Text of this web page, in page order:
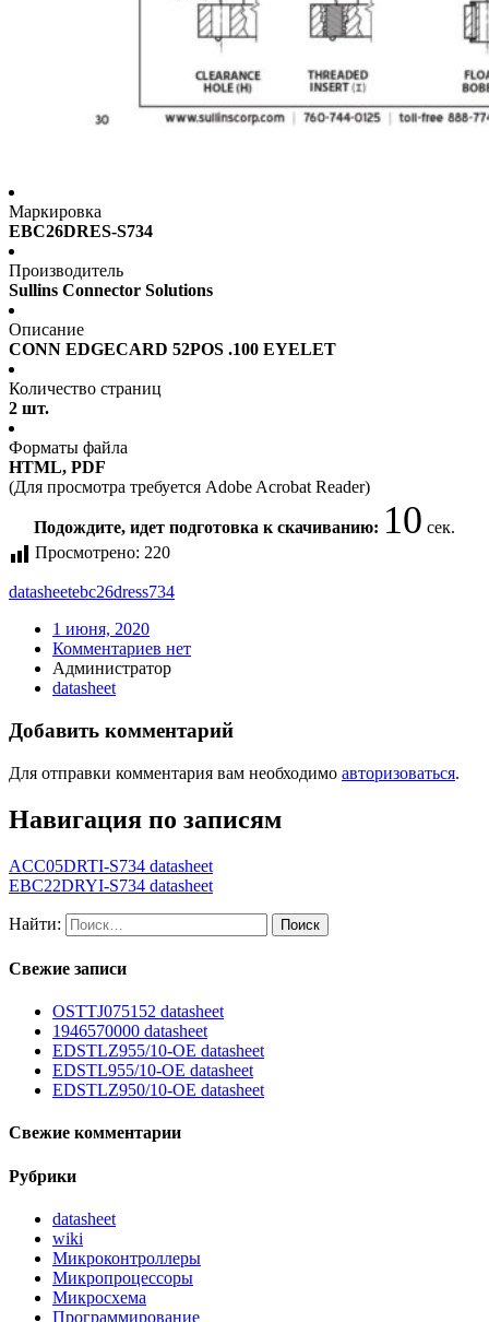
Маркировка
EBC26DRES-S734
Производитель
Sullins Connector Solutions
Описание
CONN EDGECARD 52POS .100 EYELET
Количество страниц
2 шт.
Форматы файла
HTML, PDF
(Для просмотра требуется Adobe Acrobat Reader)
Подождите, идет подготовка к скачиванию: 10 сек.
Просмотрено: 220
datasheetebc26dress734
1 июня, 2020
Комментариев нет
Администратор
datasheet
Добавить комментарий
Для отправки комментария вам необходимо авторизоваться.
Навигация по записям
ACC05DRTI-S734 datasheet
EBC22DRYI-S734 datasheet
Найти:
Свежие записи
OSTTJ075152 datasheet
1946570000 datasheet
EDSTLZ955/10-OE datasheet
EDSTL955/10-OE datasheet
EDSTLZ950/10-OE datasheet
Свежие комментарии
Рубрики
datasheet
wiki
Микроконтроллеры
Микропроцессоры
Микросхема
Программирование